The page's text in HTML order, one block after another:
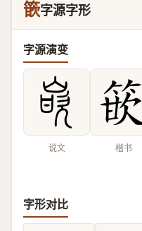
篏字源字形
字源演变
说文 楷书
字形对比